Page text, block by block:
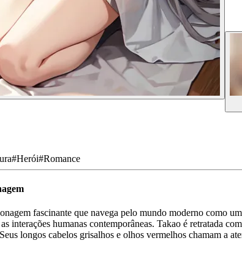
#Herói#Romance
fascinante que navega pelo mundo moderno como
interações humanas contemporâneas. Takao é retratada
longos cabelos grisalhos e olhos vermelhos chamam a